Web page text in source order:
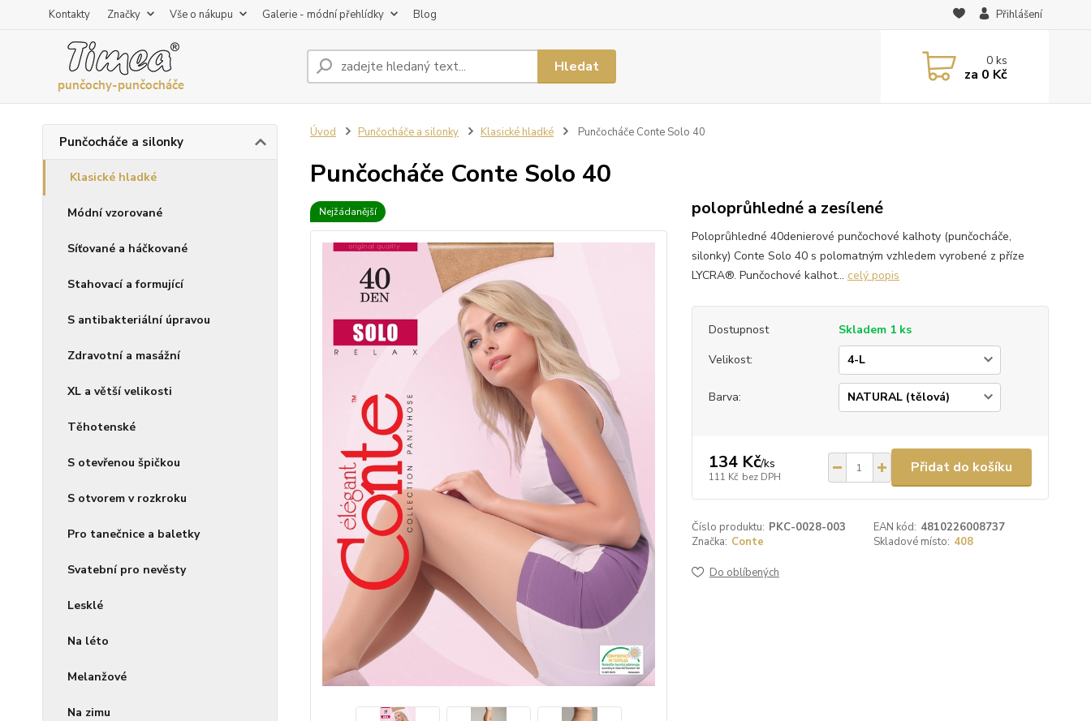
Kontakty Značky Vše o nákupu Galerie - módní přehlídky Blog Přihlášení
Hledat 0ks
za 0 Kč
Punčocháče a silonky
Klasické hladké
Módní vzorované
Síťované a háčkované
Stahovací a formující
S antibakteriální úpravou
Zdravotní a masážní
XL a větší velikosti
Těhotenské
S otevřenou špičkou
S otvorem v rozkroku
Pro tanečnice a baletky
Svatební pro nevěsty
Lesklé
Na léto
Melanžové
Na zimu
Úvod Punčocháče a silonky Klasické hladké Punčocháče Conte Solo 40
Punčocháče Conte Solo 40
Nejžádanější poloprůhledné a zesílené
Poloprůhledné 40denierové punčochové kalhoty (punčocháče,
silonky) Conte Solo 40 s polomatným vzhledem vyrobené z příze
LYCRA®. Punčochové kalhot... celý popis
Dostupnost
Skladem 1 ks
Velikost:
Barva:
134 Kč/ks
111 Kč bez DPH
Přidat do košíku
Číslo produktu: PKC-0028-003 EAN kód: 4810226008737
Značka: Conte Skladové místo: 408
Do oblíbených